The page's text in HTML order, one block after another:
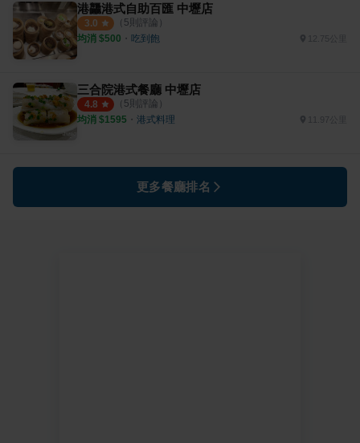
港龘港式自助百匯 中壢店
3.0 （ 5則評論）
均消 $500 ・ 吃到飽 12.75公里
三合院港式餐廳 中壢店
4.8 （ 5則評論）
均消 $1595 ・ 港式料理
更多餐廳排名